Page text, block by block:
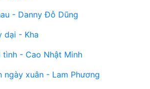
- Danny Đỗ Dũng
dại - Kha
tình - Cao Nhật Minh
ngày xuân - Lam Phương